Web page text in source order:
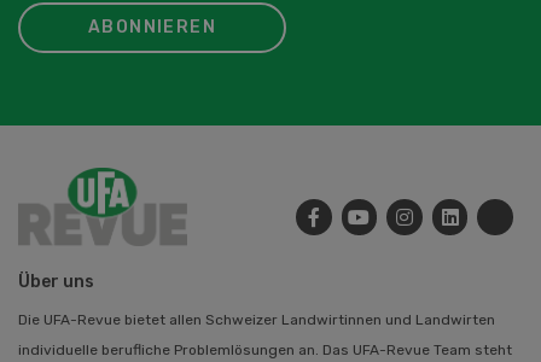
ABONNIEREN
Über uns
Die UFA-Revue bietet allen Schweizer Landwirtinnen und Landwirten
individuelle berufliche Problemlösungen an. Das UFA-Revue Team steht